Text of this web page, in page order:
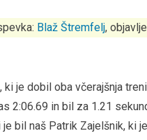
Blaž Štremfelj,
ki je dobil oba včerajšnja
2:06.69 in bil za 1.21
bil naš Patrik Zajelšnik, ki